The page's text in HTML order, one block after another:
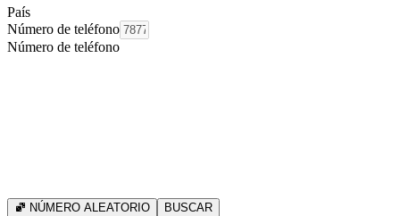
País
Número de teléfono
Número de teléfono
NÚMERO ALEATORIO BUSCAR